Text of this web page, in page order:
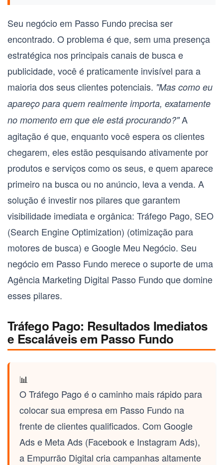
Seu negócio em Passo Fundo precisa ser
encontrado. O problema é que, sem uma presença
estratégica nos principais canais de busca e
publicidade, você é praticamente invisível para a
maioria dos seus clientes potenciais. "Mas como eu
apareço para quem realmente importa, exatamente
no momento em que ele está procurando?"A
agitação é que, enquanto você espera os clientes
chegarem, eles estão pesquisando ativamente por
produtos e serviços como os seus, e quem aparece
primeiro na busca ou no anúncio, leva a venda. A
solução é investir nos pilares que garantem
visibilidade imediata e orgânica: Tráfego Pago, SEO
(Search Engine Optimization) (otimização para
motores de busca) eGoogle Meu Negócio. Seu
negócio em Passo Fundo merece o suporte de uma
Agência Marketing Digital Passo Fundo que domine
esses pilares.
Tráfego Pago: Resultados Imediatos
e Escaláveis em Passo Fundo
📊
OTráfego Pago é o caminho mais rápido para
colocar sua empresa em Passo Fundo na
frente de clientes qualificados. Com Google
Adse Meta Ads (Facebook e Instagram Ads),
a Empurrão Digital cria campanhas altamente